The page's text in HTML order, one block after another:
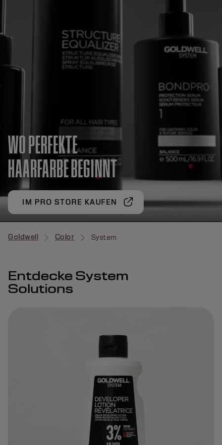
WO PERFEKTE
HAARFARBE BEGINNT
IM PRO STORE KAUFEN
Goldwell Color System
Entdecke System
Solutions